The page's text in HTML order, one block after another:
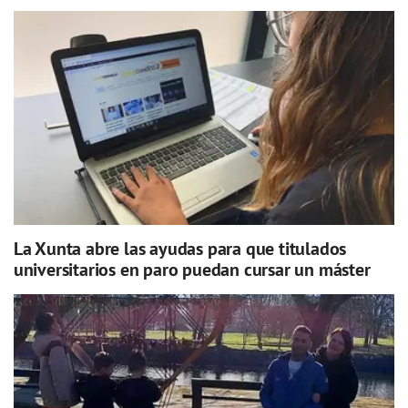
La Xunta abre las ayudas para que titulados
universitarios en paro puedan cursar un máster